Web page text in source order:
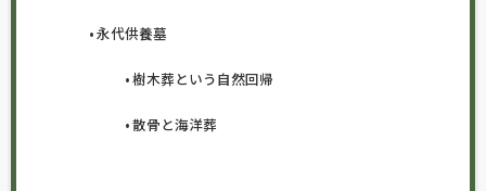
永代供養墓
樹木葬という自然回帰
散骨と海洋葬